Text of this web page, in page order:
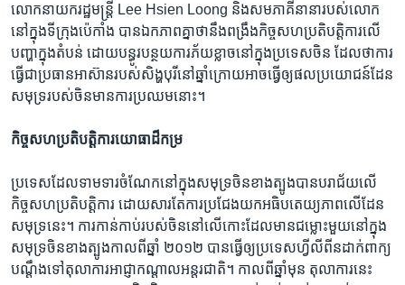
លោក​នាយក​រដ្ឋមន្ត្រី Lee Hsien Loong និង​សមភាគី​នានា​របស់​លោក​
នៅ​ក្នុង​ទីក្រុង​ប៉េកាំង បាន​ឯកភាព​គ្នា​ថា​នឹង​ពង្រឹង​កិច្ច​សហ​ប្រតិបត្តិការ​លើ​
បញ្ហា​ក្នុង​តំបន់ ដោយ​បន្ធូរបន្ថយ​ការ​ភ័យ​ខ្លាច​នៅ​ក្នុង​ប្រទេស​ចិន ដែល​ថា​ការ​
ធ្វើ​ជា​ប្រធាន​អាស៊ាន​របស់​សិង្ហបុរី​នៅ​ឆ្នាំ​ក្រោយ​អាច​ធ្វើ​ឲ្យ​ផល​ប្រយោជន៍​ដែន​
សមុទ្រ​របស់​ចិន​មាន​ការ​ប្រឈម​នោះ។
កិច្ច​សហ​ប្រតិបត្តិការ​យោធា​ដ៏​កម្រ
ប្រទេស​ដែល​ទាមទារ​ចំណែក​នៅ​ក្នុង​សមុទ្រ​ចិន​ខាង​ត្បូង​បាន​បរាជ័យ​លើ​
កិច្ច​សហ​ប្រតិបត្តិការ ដោយសារ​តែ​ការ​ប្រជែង​យក​អធិបតេយ្យភាព​លើ​ដែន​
សមុទ្រ​នេះ។ ការ​កាន់កាប់​របស់​ចិន​នៅ​លើ​កោះ​ដែល​មាន​ជម្លោះ​មួយ​នៅ​ក្នុង​
សមុទ្រ​ចិន​ខាង​ត្បូង​កាល​ពី​ឆ្នាំ ២០១២ បាន​ធ្វើ​ឲ្យ​ប្រទេស​ហ្វីលីពីន​ដាក់​ពាក្យ​
បណ្ដឹង​ទៅ​តុលាការ​អាជ្ញាកណ្ដាល​អន្តរជាតិ។ កាលពី​ឆ្នាំ​មុន តុលាការ​នេះ​